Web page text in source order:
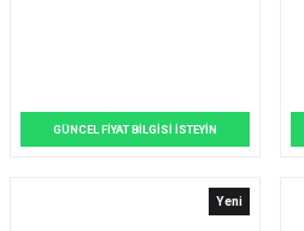
GÜNCEL FİYAT BİLGİSİ İSTEYİN
Yeni